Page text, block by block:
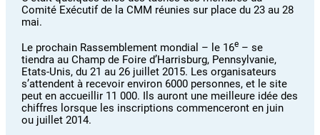
Comité Exécutif de la CMM réunies sur place du 23 au 28
mai.
Le prochain Rassemblement mondial – le 16e – se
tiendra au Champ de Foire d’Harrisburg, Pennsylvanie,
Etats-Unis, du 21 au 26 juillet 2015. Les organisateurs
s’attendent à recevoir environ 6000 personnes, et le site
peut en accueillir 11 000. Ils auront une meilleure idée des
chiffres lorsque les inscriptions commenceront en juin
ou juillet 2014.